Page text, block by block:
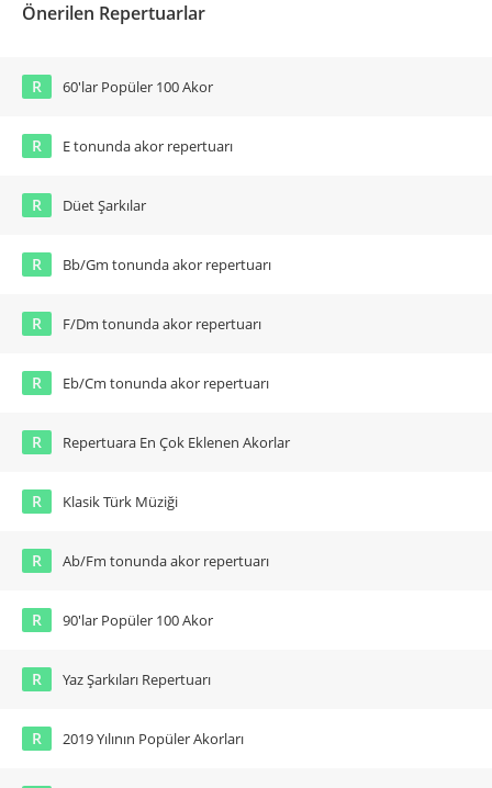
Önerilen Repertuarlar
R 60'lar Popüler 100 Akor
R E tonunda akor repertuarı
R Düet Şarkılar
R Bb/Gm tonunda akor repertuarı
R F/Dm tonunda akor repertuarı
R Eb/Cm tonunda akor repertuarı
R Repertuara En Çok Eklenen Akorlar
R Klasik Türk Müziği
R Ab/Fm tonunda akor repertuarı
R 90'lar Popüler 100 Akor
R Yaz Şarkıları Repertuarı
R 2019 Yılının Popüler Akorları